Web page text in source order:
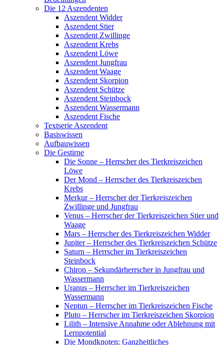
Die 12 Aszendenten
Aszendent Widder
Aszendent Stier
Aszendent Zwillinge
Aszendent Krebs
Aszendent Löwe
Aszendent Jungfrau
Aszendent Waage
Aszendent Skorpion
Aszendent Schütze
Aszendent Steinbock
Aszendent Wassermann
Aszendent Fische
Textserie Aszendent
Basiswissen
Aufbauwissen
Die Gestirne
Die Sonne – Herrscher des Tierkreiszeichen
Löwe
Der Mond – Herrscher des Tierkreiszeichen
Krebs
Merkur – Herrscher der Tierkreiszeichen
Zwillinge und Jungfrau
Venus – Herrscher der Tierkreiszeichen Stier und
Waage
Mars – Herrscher des Tierkreiszeichen Widder
Jupiter – Herrscher des Tierkreiszeichen Schütze
Saturn – Herrscher im Tierkreiszeichen
Steinbock
Chiron – Sekundärherrscher in Jungfrau und
Wassermann
Uranus – Herrscher im Tierkreiszeichen
Wassermann
Neptun – Herrscher im Tierkreiszeichen Fische
Pluto – Herrscher im Tierkreiszeichen Skorpion
Lilith – Intensive Annahme oder Ablehnung mit
Lernpotential
Die Mondknoten: Ganzheitliches